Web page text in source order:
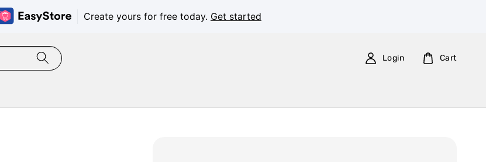
Create yours for free today. Get started
Login Cart